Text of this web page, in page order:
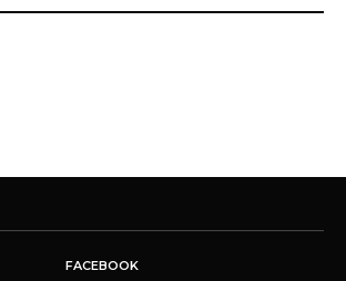
FACEBOOK